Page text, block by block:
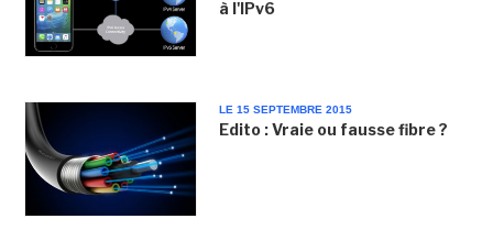
à l'IPv6
LE 15 SEPTEMBRE 2015
Edito : Vraie ou fausse fibre ?